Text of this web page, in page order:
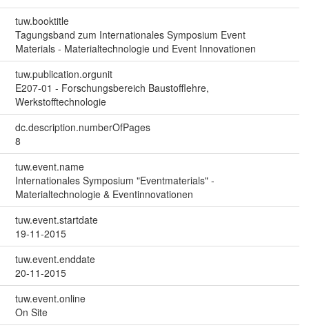
tuw.booktitle
Tagungsband zum Internationales Symposium Event
Materials - Materialtechnologie und Event Innovationen
tuw.publication.orgunit
E207-01 - Forschungsbereich Baustofflehre,
Werkstofftechnologie
dc.description.numberOfPages
8
tuw.event.name
Internationales Symposium "Eventmaterials" -
Materialtechnologie & Eventinnovationen
tuw.event.startdate
19-11-2015
tuw.event.enddate
20-11-2015
tuw.event.online
On Site